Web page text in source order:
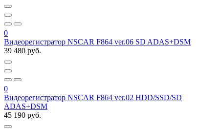
0
Видеорегистратор NSCAR F864 ver.06 SD ADAS+DSM
39 480 руб.
0
Видеорегистратор NSCAR F864 ver.02 HDD/SSD/SD
ADAS+DSM
45 190 руб.